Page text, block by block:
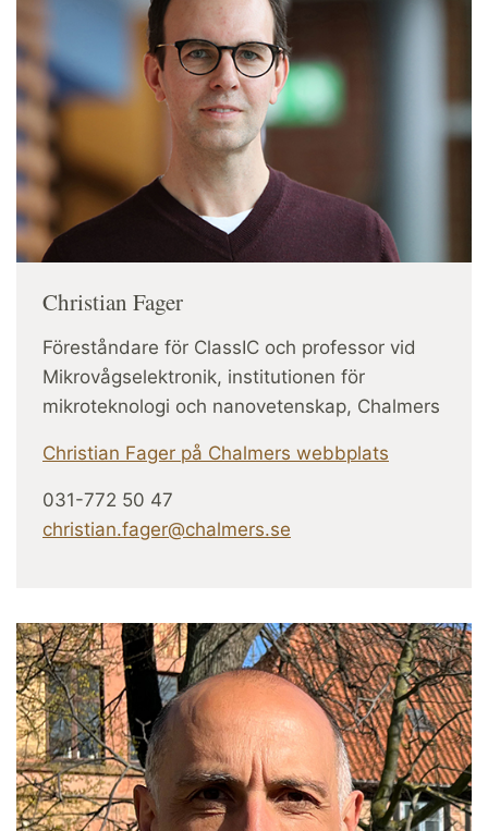
Christian Fager
Föreståndare för ClassIC och professor vid
Mikrovågselektronik, institutionen för
mikroteknologi och nanovetenskap, Chalmers
Christian Fager på Chalmers webbplats
031-772 50 47
christian.fager@chalmers.se